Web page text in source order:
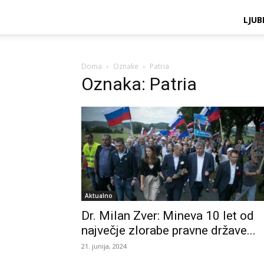
Doma Oznake Patria
Oznaka: Patria
Aktualno
Dr. Milan Zver: Mineva 10 let od
največje zlorabe pravne države...
21. junija, 2024